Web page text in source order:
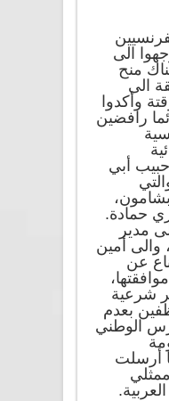
الى
منح
الى
وأكدوا
رافضين
حبيب أبي
حمادة.
مدير
والى أمين
عن
شرعية
بعدم
الوطني
أرسلت